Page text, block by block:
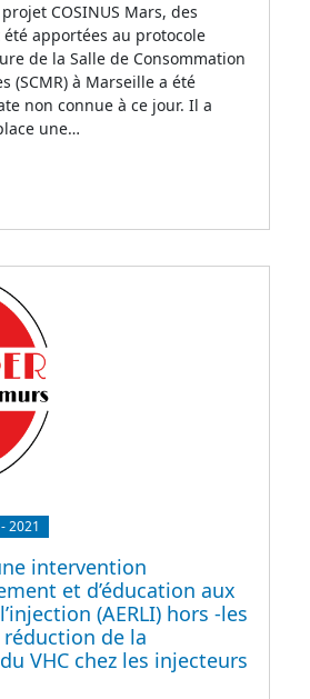
COSINUS Mars, des
apportées au protocole
de la Salle de Consommation
(SCMR) à Marseille a été
non connue à ce jour. Il a
une…
-2021
intervention
et d’éducation aux
(AERLI) hors -les
de la
VHC chez les injecteurs